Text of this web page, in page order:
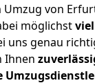
Umzug von
möglichst
uns genau
Ihnen